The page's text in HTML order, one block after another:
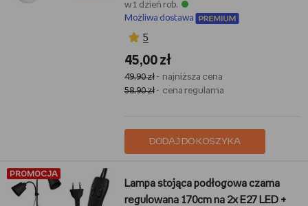
w 1 dzień rob.
Możliwa dostawa
5
45,00 zł
49,90 zł- najniższa cena
58,90 zł- cena regularna
DODAJ DO KOSZYKA
PROMOCJA
Lampa stojąca podłogowa czarna
regulowana 170cm na 2x E27 LED +